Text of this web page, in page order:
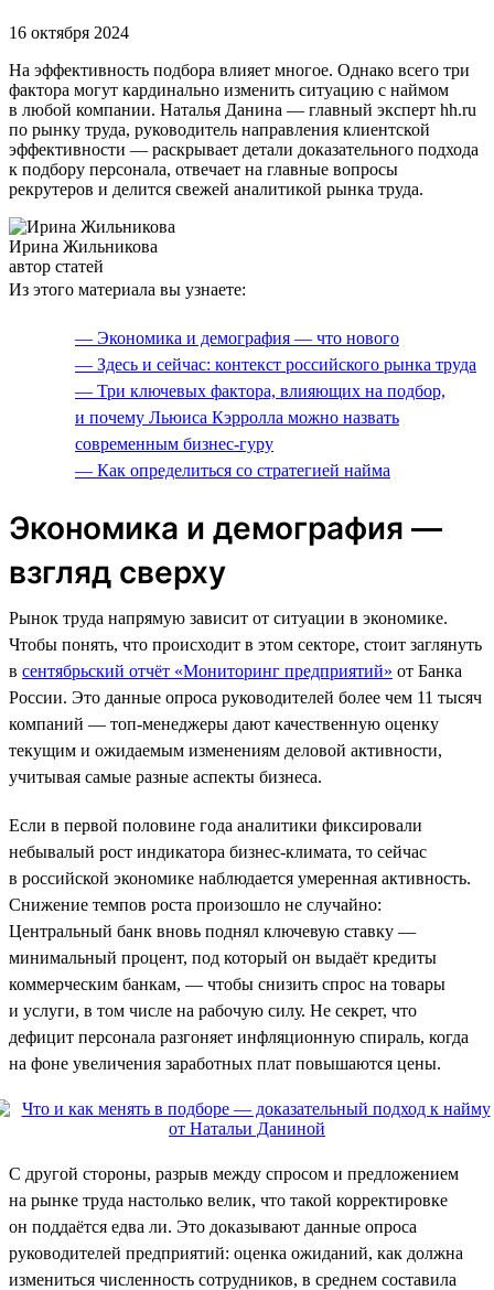
16 октября 2024
На эффективность подбора влияет многое. Однако всего три
фактора могут кардинально изменить ситуацию с наймом
в любой компании. Наталья Данина — главный эксперт hh.ru
по рынку труда, руководитель направления клиентской
эффективности — раскрывает детали доказательного подхода
к подбору персонала, отвечает на главные вопросы
рекрутеров и делится свежей аналитикой рынка труда.
Ирина Жильникова
автор статей
Из этого материала вы узнаете:
— Экономика и демография — что нового
— Здесь и сейчас: контекст российского рынка труда
— Три ключевых фактора, влияющих на подбор,
и почему Льюиса Кэрролла можно назвать
современным бизнес-гуру
— Как определиться со стратегией найма
Экономика и демография —
взгляд сверху
Рынок труда напрямую зависит от ситуации в экономике.
Чтобы понять, что происходит в этом секторе, стоит заглянуть
в сентябрьский отчёт «Мониторинг предприятий» от Банка
России. Это данные опроса руководителей более чем 11 тысяч
компаний — топ-менеджеры дают качественную оценку
текущим и ожидаемым изменениям деловой активности,
учитывая самые разные аспекты бизнеса.
Если в первой половине года аналитики фиксировали
небывалый рост индикатора бизнес-климата, то сейчас
в российской экономике наблюдается умеренная активность.
Снижение темпов роста произошло не случайно:
Центральный банк вновь поднял ключевую ставку —
минимальный процент, под который он выдаёт кредиты
коммерческим банкам, — чтобы снизить спрос на товары
и услуги, в том числе на рабочую силу. Не секрет, что
дефицит персонала разгоняет инфляционную спираль, когда
на фоне увеличения заработных плат повышаются цены.
С другой стороны, разрыв между спросом и предложением
на рынке труда настолько велик, что такой корректировке
он поддаётся едва ли. Это доказывают данные опроса
руководителей предприятий: оценка ожиданий, как должна
измениться численность сотрудников, в среднем составила